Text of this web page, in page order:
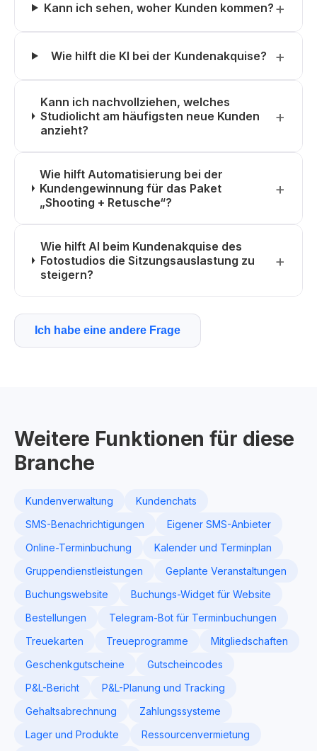
Kann ich sehen, woher Kunden kommen?
Wie hilft die KI bei der Kundenakquise?
Kann ich nachvollziehen, welches
Studiolicht am häufigsten neue Kunden
anzieht?
Wie hilft Automatisierung bei der
Kundengewinnung für das Paket
„Shooting + Retusche“?
Wie hilft AI beim Kundenakquise des
Fotostudios die Sitzungsauslastung zu
steigern?
Ich habe eine andere Frage
Weitere Funktionen für diese
Branche
Kundenverwaltung
Kundenchats
SMS-Benachrichtigungen
Eigener SMS-Anbieter
Online-Terminbuchung
Kalender und Terminplan
Gruppendienstleistungen
Geplante Veranstaltungen
Buchungswebsite
Buchungs-Widget für Website
Bestellungen
Telegram-Bot für Terminbuchungen
Treuekarten
Treueprogramme
Mitgliedschaften
Geschenkgutscheine
Gutscheincodes
P&L-Bericht
P&L-Planung und Tracking
Gehaltsabrechnung
Zahlungssysteme
Lager und Produkte
Ressourcenvermietung